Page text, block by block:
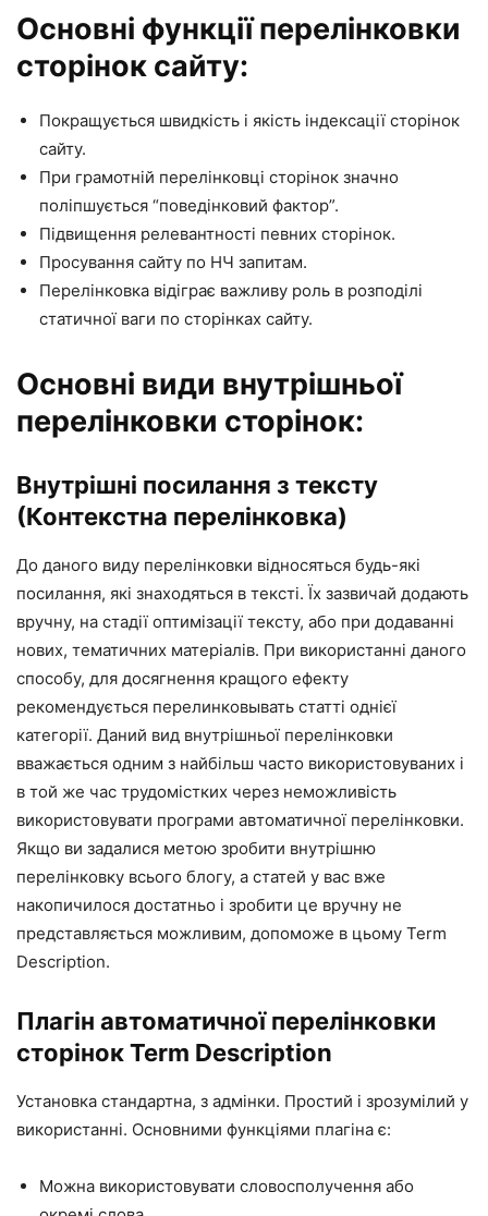
Основні функції перелінковки
сторінок сайту:
Покращується швидкість і якість індексації сторінок
сайту.
При грамотній перелінковці сторінок значно
поліпшується “поведінковий фактор”.
Підвищення релевантності певних сторінок.
Просування сайту по НЧ запитам.
Перелінковка відіграє важливу роль в розподілі
статичної ваги по сторінках сайту.
Основні види внутрішньої
перелінковки сторінок:
Внутрішні посилання з тексту
(Контекстна перелінковка)
До даного виду перелінковки відносяться будь-які
посилання, які знаходяться в тексті. Їх зазвичай додають
вручну, на стадії оптимізації тексту, або при додаванні
нових, тематичних матеріалів. При використанні даного
способу, для досягнення кращого ефекту
рекомендується перелинковывать статті однієї
категорії. Даний вид внутрішньої перелінковки
вважається одним з найбільш часто використовуваних і
в той же час трудомістких через неможливість
використовувати програми автоматичної перелінковки.
Якщо ви задалися метою зробити внутрішню
перелінковку всього блогу, а статей у вас вже
накопичилося достатньо і зробити це вручну не
представляється можливим, допоможе в цьому Term
Description.
Плагін автоматичної перелінковки
сторінок Term Description
Установка стандартна, з адмінки. Простий і зрозумілий у
використанні. Основними функціями плагіна є:
Можна використовувати словосполучення або